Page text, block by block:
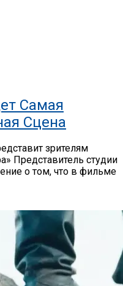
Самая
Сцена
зрителям
Представитель студии
о том, что в фильме